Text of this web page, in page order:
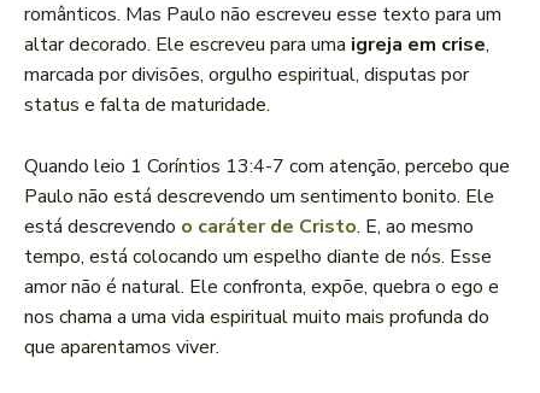
românticos. Mas Paulo não escreveu esse texto para um
altar decorado. Ele escreveu para uma igreja em crise,
marcada por divisões, orgulho espiritual, disputas por
status e falta de maturidade.
Quando leio 1 Coríntios 13:4-7 com atenção, percebo que
Paulo não está descrevendo um sentimento bonito. Ele
está descrevendo o caráter de Cristo. E, ao mesmo
tempo, está colocando um espelho diante de nós. Esse
amor não é natural. Ele confronta, expõe, quebra o ego e
nos chama a uma vida espiritual muito mais profunda do
que aparentamos viver.